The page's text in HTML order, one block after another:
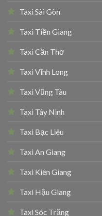
Taxi Sài Gòn
Taxi Tiền Giang
Taxi Cần Thơ
Taxi Vĩnh Long
Taxi Vũng Tàu
Taxi Tây Ninh
Taxi Bạc Liêu
Taxi An Giang
Taxi Kiên Giang
Taxi Hậu Giang
Taxi Sóc Trăng